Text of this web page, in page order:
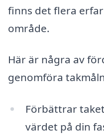
finns det flera
område.
Här är några av
genomföra
Förbättrar
värdet på din